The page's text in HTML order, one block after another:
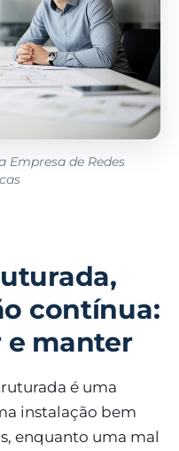
de Redes
contínua:
e manter
é uma
instalação bem
enquanto uma mal